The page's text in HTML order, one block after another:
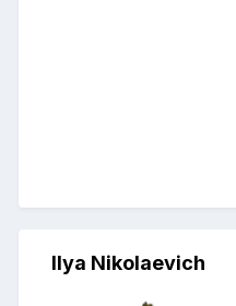
Ilya Nikolaevich